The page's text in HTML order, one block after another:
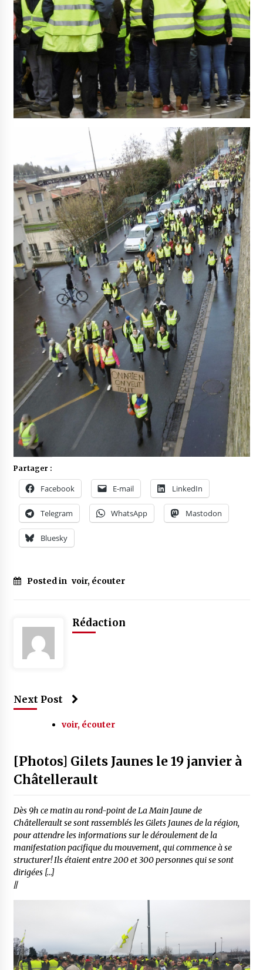
Partager :
Facebook E-mail LinkedIn
Telegram WhatsApp Mastodon
Bluesky
Posted in voir, écouter
Rédaction
Next Post
voir, écouter
[Photos] Gilets Jaunes le 19 janvier à
Châtellerault
Dès 9h ce matin au rond-point de La Main Jaune de
Châtellerault se sont rassemblés les Gilets Jaunes de la région,
pour attendre les informations sur le déroulement de la
manifestation pacifique du mouvement, qui commence à se
structurer! Ils étaient entre 200 et 300 personnes qui se sont
dirigées […]
//